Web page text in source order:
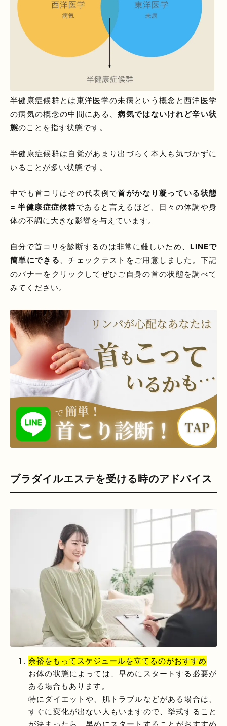
半健康症候群とは東洋医学の未病という概念と西洋医学
の病気の概念の中間にある、病気ではないけれど辛い状
態のことを指す状態です。
半健康症候群は自覚があまり出づらく本人も気づかずに
いることが多い状態です。
中でも首コリはその代表例で首がかなり凝っている状態
= 半健康症症候群であると言えるほど、日々の体調や身
体の不調に大きな影響を与えています。
自分で首コリを診断するのは非常に難しいため、 LINEで
簡単にできる 、チェックテストをご用意しました。下記
のバナーをクリックしてぜひご自身の首の状態を調べて
みてください。
ブラダイルエステを受ける時のアドバイス
余裕をもってスケジュールを立てるのがおすすめ
お体の状態によっては、早めにスタートする必要が
ある場合もあります。
特にダイエットや、肌トラブルなどがある場合は、
すぐに変化が出ない人もいますので、挙式すること